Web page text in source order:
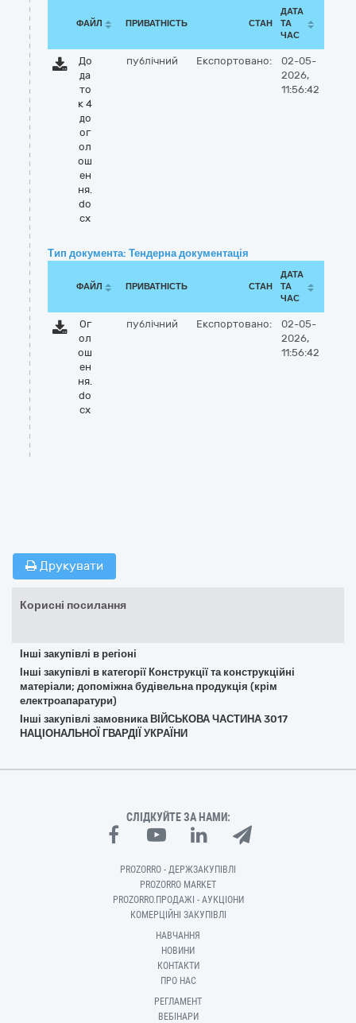
ФАЙЛ ПРИВАТНІСТЬ СТАН
ДАТА
ТА
ЧАС
До
да
то
к 4
до
ог
ол
ош
ен
ня.
do
cx
публічний Експортовано:
02-05-
2026,
11:56:42
Тип документа: Тендерна документація
ФАЙЛ ПРИВАТНІСТЬ СТАН
ДАТА
ТА
ЧАС
Ог
ол
ош
ен
ня.
do
cx
публічний Експортовано:
02-05-
2026,
11:56:42
Друкувати
Корисні посилання
Інші закупівлі в регіоні
Інші закупівлі в категорії Конструкції та конструкційні
матеріали; допоміжна будівельна продукція (крім
електроапаратури)
Інші закупівлі замовника ВІЙСЬКОВА ЧАСТИНА 3017
НАЦІОНАЛЬНОЇ ГВАРДІЇ УКРАЇНИ
СЛІДКУЙТЕ ЗА НАМИ:
PROZORRO - ДЕРЖЗАКУПІВЛІ
PROZORRO MARKET
PROZORRO.ПРОДАЖІ - АУКЦІОНИ
КОМЕРЦІЙНІ ЗАКУПІВЛІ
НАВЧАННЯ
НОВИНИ
КОНТАКТИ
ПРО НАС
РЕГЛАМЕНТ
ВЕБІНАРИ